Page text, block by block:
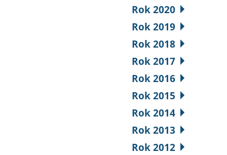
Rok 2020
Rok 2019
Rok 2018
Rok 2017
Rok 2016
Rok 2015
Rok 2014
Rok 2013
Rok 2012